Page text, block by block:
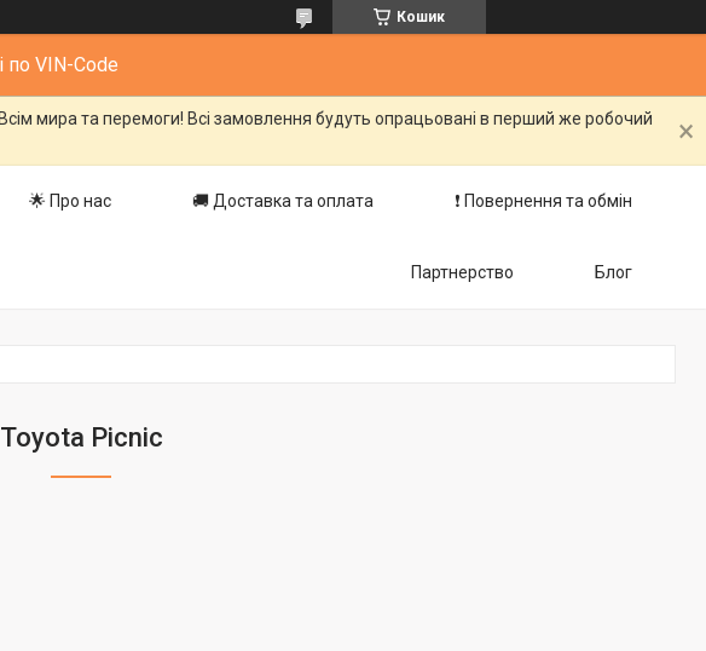
Кошик
по VIN-Code
мира та перемоги! Всі замовлення будуть опрацьовані в перший же робочий
🌟 Про нас 🚚 Доставка та оплата ❗️ Повернення та обмін
Партнерство Блог
Toyota Picnic